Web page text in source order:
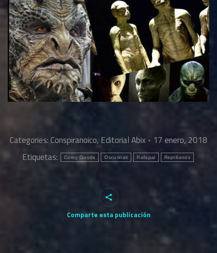
Categories:Conspiranoico, Editorial Abix
17 enero, 2018
Etiquetas:
Corey Goode Oscurinati Rafapal Reptilianos
Comparte esta publicación